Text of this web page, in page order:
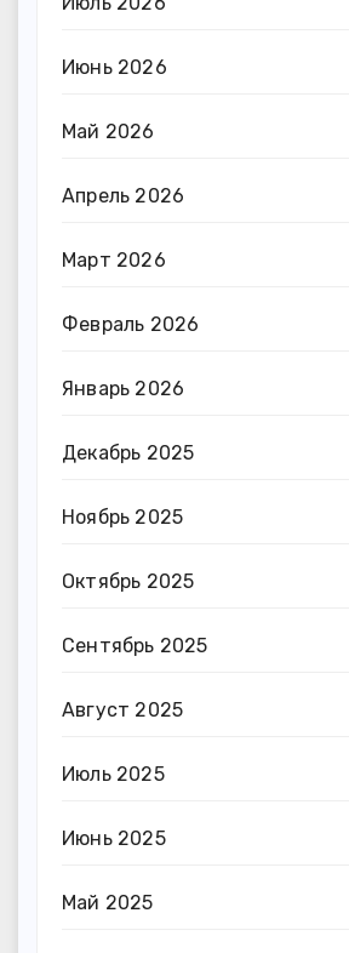
Июнь 2026
Май 2026
Апрель 2026
Март 2026
Февраль 2026
Январь 2026
Декабрь 2025
Ноябрь 2025
Октябрь 2025
Сентябрь 2025
Август 2025
Июль 2025
Июнь 2025
Май 2025